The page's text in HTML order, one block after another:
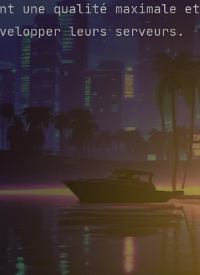
une qualité maximale et
leurs serveurs.